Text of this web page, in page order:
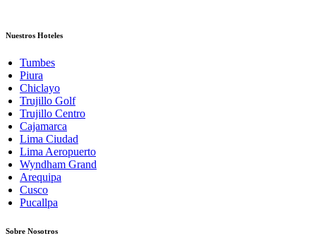
Nuestros Hoteles
Tumbes
Piura
Chiclayo
Trujillo Golf
Trujillo Centro
Cajamarca
Lima Ciudad
Lima Aeropuerto
Wyndham Grand
Arequipa
Cusco
Pucallpa
Sobre Nosotros